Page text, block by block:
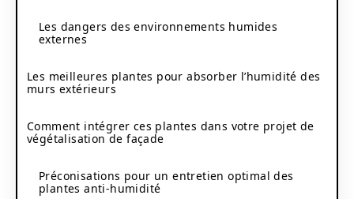
Les dangers des environnements humides
externes
Les meilleures plantes pour absorber l’humidité des
murs extérieurs
Comment intégrer ces plantes dans votre projet de
végétalisation de façade
Préconisations pour un entretien optimal des
plantes anti-humidité